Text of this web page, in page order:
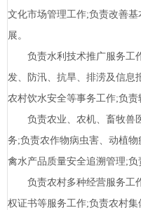
文化市场管理工作;负责改善
展。
负责水利技术推广服务工
发、防汛、抗旱、排涝及信息
农村饮水安全等事务工作;负责
负责农业、农机、畜牧兽
务;负责农作物病虫害、动植
禽水产品质量安全追溯管理;负
负责农村多种经营服务工
权证书等服务工作;负责农村